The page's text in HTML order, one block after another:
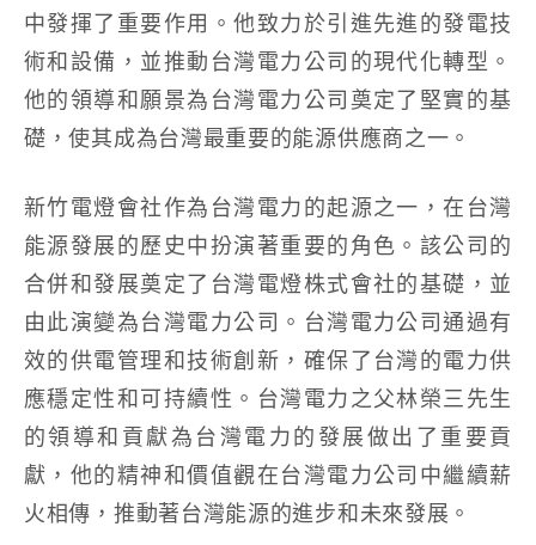
中發揮了重要作用。他致力於引進先進的發電技
術和設備，並推動台灣電力公司的現代化轉型。
他的領導和願景為台灣電力公司奠定了堅實的基
礎，使其成為台灣最重要的能源供應商之一。
新竹電燈會社作為台灣電力的起源之一，在台灣
能源發展的歷史中扮演著重要的角色。該公司的
合併和發展奠定了台灣電燈株式會社的基礎，並
由此演變為台灣電力公司。台灣電力公司通過有
效的供電管理和技術創新，確保了台灣的電力供
應穩定性和可持續性。台灣電力之父林榮三先生
的領導和貢獻為台灣電力的發展做出了重要貢
獻，他的精神和價值觀在台灣電力公司中繼續薪
火相傳，推動著台灣能源的進步和未來發展。